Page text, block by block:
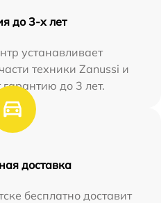
до 3-х лет
устанавливает
техники Zanussi и
гарантию до 3 лет.
доставка
бесплатно доставит